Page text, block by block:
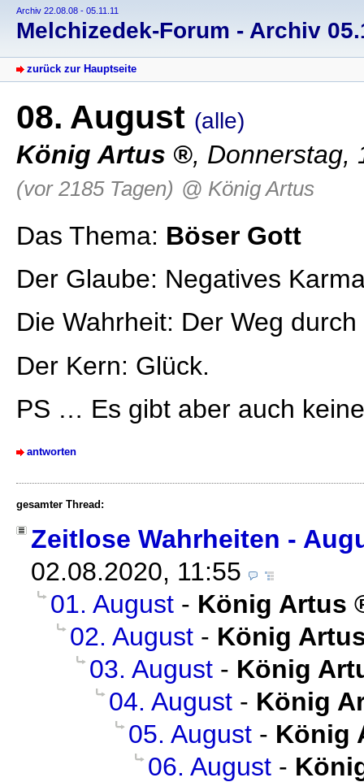
Archiv 22.08.08 - 05.11.11
Melchizedek-Forum - Archiv
zurück zur Hauptseite
08. August (alle)
König Artus , Donnerstag,
(vor 2185 Tagen) @ König Artus
Das Thema: Böser Gott
Der Glaube: Negatives
Die Wahrheit: Der Weg
Der Kern: Glück.
PS … Es gibt aber auch
antworten
gesamter Thread:
Zeitlose Wahrheiten -
02.08.2020, 11:55
01. August - König Artus
02. August - König
03. August - König
04. August - König
05. August - König
06. August -